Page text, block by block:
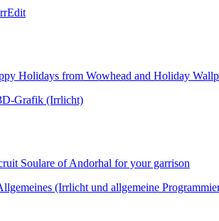
Holidays from Wowhead and Holiday
Grafik (Irrlicht)
Soulare of Andorhal for your garrison
(Irrlicht und allgemeine